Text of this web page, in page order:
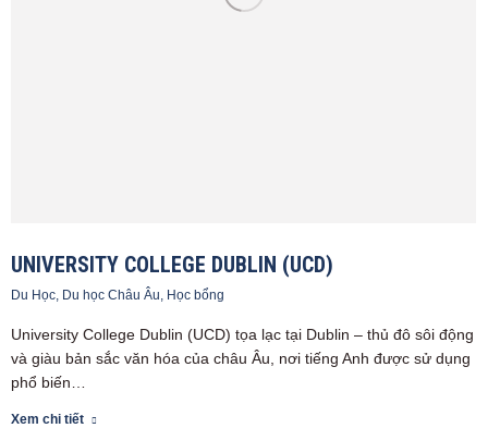
UNIVERSITY COLLEGE DUBLIN (UCD)
Du Học, Du học Châu Âu, Học bổng
University College Dublin (UCD) tọa lạc tại Dublin – thủ đô sôi động
và giàu bản sắc văn hóa của châu Âu, nơi tiếng Anh được sử dụng
phổ biến…
Xem chi tiết